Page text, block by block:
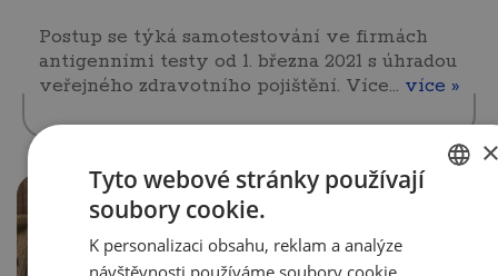
Postup se týká samotestování ve firmách
antigenními testy od 1. března 2021 s úhradou
veřejného zdravotního pojištění. Více… více »
Tyto webové stránky používají
soubory cookie.
K personalizaci obsahu, reklam a analýze
návštěvnosti používáme soubory cookie.